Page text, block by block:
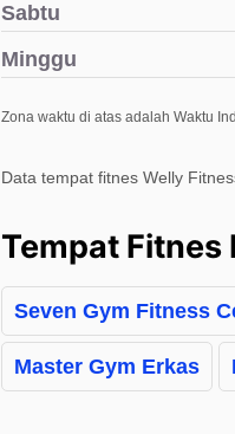
Sabtu
Minggu
Zona waktu di atas adalah Waktu
Data tempat fitnes Welly
Tempat Fitnes
Seven Gym Fitness
Master Gym Erkas